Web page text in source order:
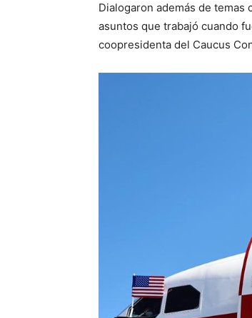
Dialogaron además de
asuntos que trabajó cuando
coopresidenta del Caucus